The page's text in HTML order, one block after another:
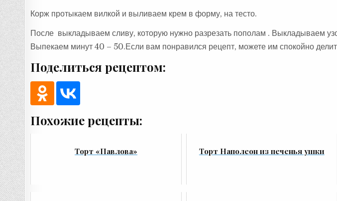
Корж протыкаем вилкой и выливаем крем в форму, на тесто.
После выкладываем сливу, которую нужно разрезать пополам . Выкладываем
Выпекаем минут 40 – 50.Если вам понравился рецепт, можете им спокойно
Поделиться рецептом:
Похожие рецепты:
Торт «Павлова» Торт Наполеон из печенья ушки